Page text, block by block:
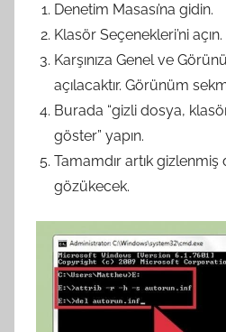
Denetim Masası’na gidin.
Klasör Seçenekleri’ni açın.
Karşınıza Genel ve
açılacaktır. Görünüm
Burada “gizli dosya,
göster” yapın.
Tamamdır artık gizlenmiş
gözükecek.